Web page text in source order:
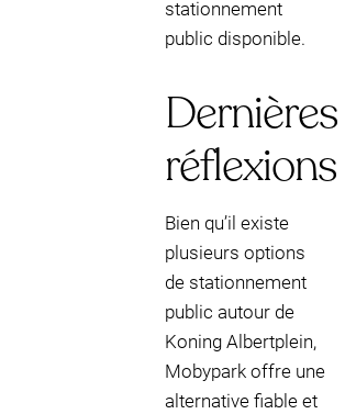
stationnement
public disponible.
Dernières
réflexions
Bien qu’il existe
plusieurs options
de stationnement
public autour de
Koning Albertplein,
Mobypark offre une
alternative fiable et